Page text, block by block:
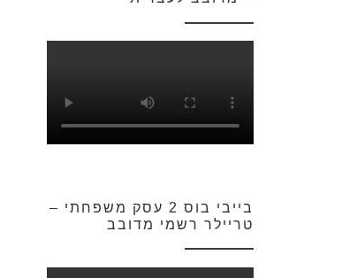
בייבי בוס 2 עסק משפחתי –
טריילר רשמי מדובב